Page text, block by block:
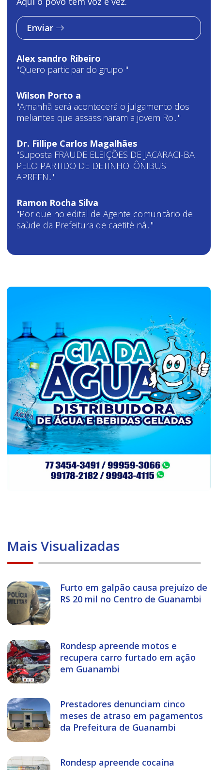
Enviar
Alex sandro Ribeiro
"Quero participar do grupo "
Wilson Porto a
"Amanhã será acontecerá o julgamento dos
meliantes que assassinaram a jovem Ro..."
Dr. Fillipe Carlos Magalhães
"Suposta FRAUDE ELEIÇÕES DE JACARACI-BA
PELO PARTIDO DE DETINHO. ÔNIBUS
APREEN..."
Ramon Rocha Silva
"Por que no edital de Agente comunitàrio de
saùde da Prefeitura de caetitè nâ..."
Mais Visualizadas
Furto em galpão causa prejuízo de
R$ 20 mil no Centro de Guanambi
Rondesp apreende motos e
recupera carro furtado em ação
em Guanambi
Prestadores denunciam cinco
meses de atraso em pagamentos
da Prefeitura de Guanambi
Rondesp apreende cocaína